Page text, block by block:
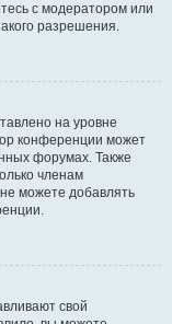
с модератором или
разрешения.
на уровне
конференции может
форумах. Также
членам
можете добавлять
свой